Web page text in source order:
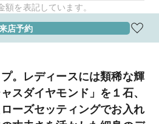
を表記しています。
店予約
。レディースには類稀な輝
スダイヤモンド」を１石、
ーズセッティングでお入れ